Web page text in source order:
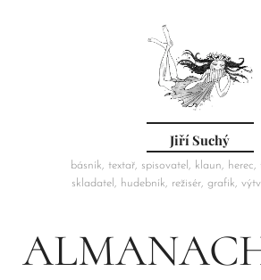
Jiří Suchý
básník, textař, spisovatel, klaun, herec,
skladatel, hudebník, režisér, grafik,